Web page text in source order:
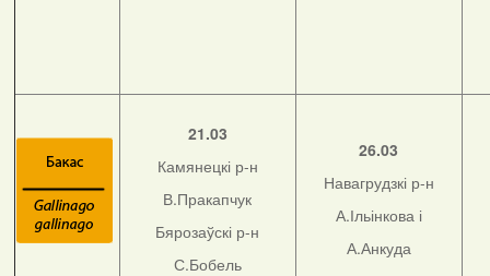
21.03
Камянецкі р-н
В.Пракапчук
Бярозаўскі р-н
С.Бобель
26.03
Навагрудзкі р-н
А.Ільінкова і
А.Анкуда